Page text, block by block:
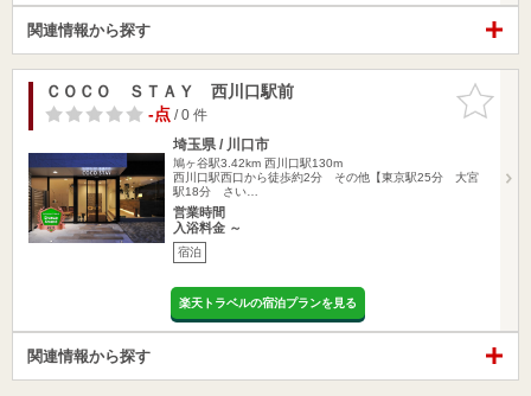
関連情報から探す
お気に入
りに追加
ＣＯＣＯ ＳＴＡＹ 西川口駅前
-点/ 0 件
埼玉県 / 川口市
鳩ヶ谷駅3.42km 西川口駅130m
西川口駅西口から徒歩約2分 その他【東京駅25分 大宮
駅18分 さい…
営業時間
入浴料金 ～
宿泊
楽天トラベルの宿泊プランを見る
関連情報から探す